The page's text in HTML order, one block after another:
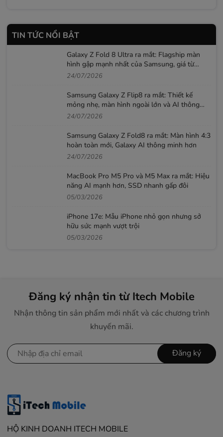
TIN TỨC NỔI BẬT
Galaxy Z Fold 8 Ultra ra mắt: Flagship màn
hình gập mạnh nhất của Samsung, giá từ
52,99 triệu đồng
24/07/2026
Samsung Galaxy Z Flip8 ra mắt: Thiết kế
mỏng nhẹ, màn hình ngoài lớn và AI thông
minh hơn
24/07/2026
Samsung Galaxy Z Fold8 ra mắt: Màn hình 4:3
hoàn toàn mới, Galaxy AI thông minh hơn
24/07/2026
MacBook Pro M5 Pro và M5 Max ra mắt: Hiệu
năng AI mạnh hơn, SSD nhanh gấp đôi
05/03/2026
iPhone 17e: Mẫu iPhone nhỏ gọn nhưng sở
hữu sức mạnh vượt trội
05/03/2026
Đăng ký nhận tin từ Itech Mobile
Nhận thông tin sản phẩm mới nhất và các chương trình
khuyến mãi.
Đăng ký
HỘ KINH DOANH ITECH MOBILE